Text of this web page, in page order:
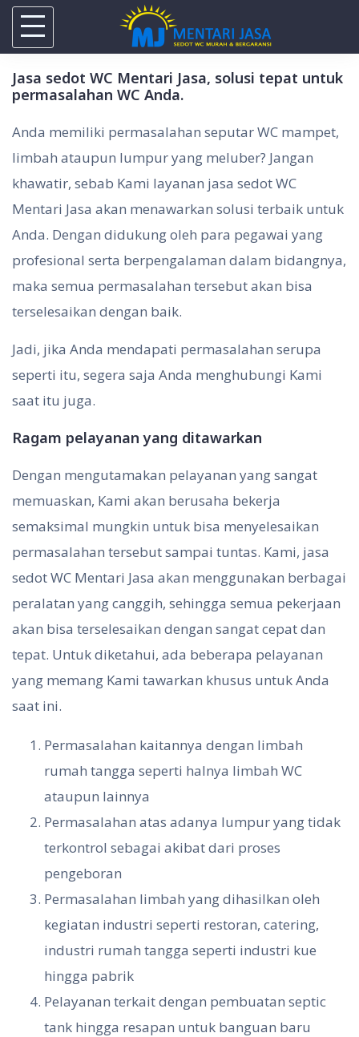
Skip
Jasa sedot WC Mentari Jasa, solusi tepat untuk
permasalahan WC Anda.
Anda memiliki permasalahan seputar WC mampet,
limbah ataupun lumpur yang meluber? Jangan
khawatir, sebab Kami layanan jasa sedot WC
Mentari Jasa akan menawarkan solusi terbaik untuk
Anda. Dengan didukung oleh para pegawai yang
profesional serta berpengalaman dalam bidangnya,
maka semua permasalahan tersebut akan bisa
terselesaikan dengan baik.
Jadi, jika Anda mendapati permasalahan serupa
seperti itu, segera saja Anda menghubungi Kami
saat itu juga.
Ragam pelayanan yang ditawarkan
Dengan mengutamakan pelayanan yang sangat
memuaskan, Kami akan berusaha bekerja
semaksimal mungkin untuk bisa menyelesaikan
permasalahan tersebut sampai tuntas. Kami, jasa
sedot WC Mentari Jasa akan menggunakan berbagai
peralatan yang canggih, sehingga semua pekerjaan
akan bisa terselesaikan dengan sangat cepat dan
tepat. Untuk diketahui, ada beberapa pelayanan
yang memang Kami tawarkan khusus untuk Anda
saat ini.
Permasalahan kaitannya dengan limbah
rumah tangga seperti halnya limbah WC
ataupun lainnya
Permasalahan atas adanya lumpur yang tidak
terkontrol sebagai akibat dari proses
pengeboran
Permasalahan limbah yang dihasilkan oleh
kegiatan industri seperti restoran, catering,
industri rumah tangga seperti industri kue
hingga pabrik
Pelayanan terkait dengan pembuatan septic
tank hingga resapan untuk banguan baru